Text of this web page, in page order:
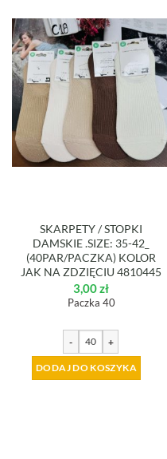
SKARPETY / STOPKI
DAMSKIE .SIZE: 35-42_
(40PAR/PACZKA) KOLOR
JAK NA ZDZIĘCIU 4810445
3,00zł
Paczka 40
- +
DODAJ DO KOSZYKA